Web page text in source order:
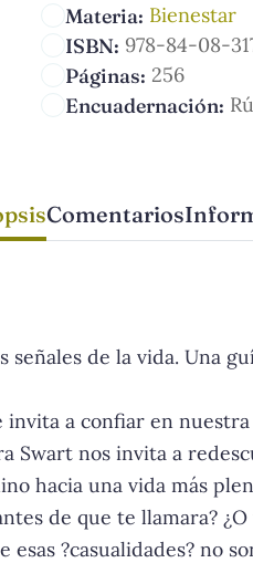
Materia: Bienestar
ISBN: 978-84-08-
Páginas: 256
Encuadernación:
Comentarios
de la vida. Una
invita a confiar en
Swart nos invita a
hacia una vida más
de que te llamara?
?casualidades? no